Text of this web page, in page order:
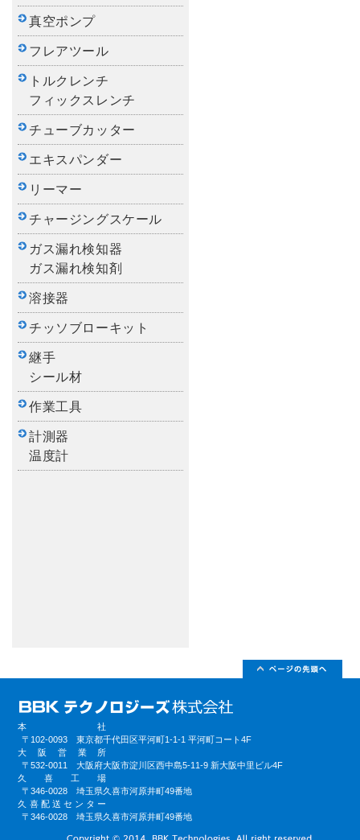
真空ポンプ
フレアツール
トルクレンチ
フィックスレンチ
チューブカッター
エキスパンダー
リーマー
チャージングスケール
ガス漏れ検知器
ガス漏れ検知剤
溶接器
チッソブローキット
継手
シール材
作業工具
計測器
温度計
本社
〒102-0093 東京都千代田区平河町1-1-1 平河町コート4F
大阪営業所
〒532-0011 大阪府大阪市淀川区西中島5-11-9 新大阪中里ビル4F
久喜工場
〒346-0028 埼玉県久喜市河原井町49番地
久喜配送センター
〒346-0028 埼玉県久喜市河原井町49番地